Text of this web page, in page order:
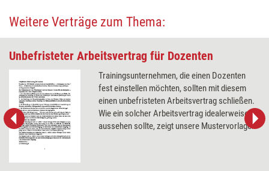
Weitere Verträge zum Thema:
Unbefristeter Arbeitsvertrag für Dozenten
Trainingsunternehmen, die einen Dozenten
fest einstellen möchten, sollten mit diesem
einen unbefristeten Arbeitsvertrag schließen.
Wie ein solcher Arbeitsvertrag idealerweise
aussehen sollte, zeigt unsere Mustervorlage.